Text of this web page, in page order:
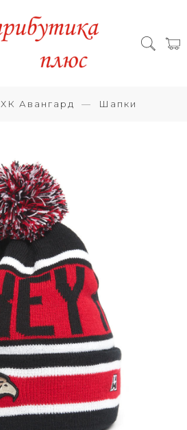
ХК Авангард Шапки